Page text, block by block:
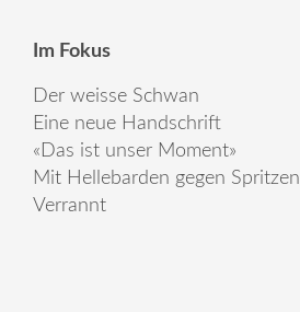
Im Fokus
Der weisse Schwan
Eine neue Handschrift
«Das ist unser Moment»
Mit Hellebarden gegen Spritzen
Verrannt